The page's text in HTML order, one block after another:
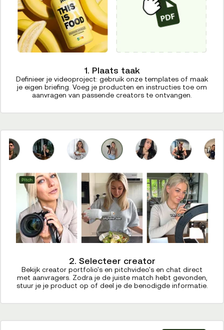
1. Plaats taak
Definieer je videoproject: gebruik onze templates of maak
je eigen briefing. Voeg je producten en instructies toe om
aanvragen van passende creators te ontvangen.
2. Selecteer creator
Bekijk creator portfolio's en pitchvideo's en chat direct
met aanvragers. Zodra je de juiste match hebt gevonden,
stuur je je product op of deel je de benodigde informatie.